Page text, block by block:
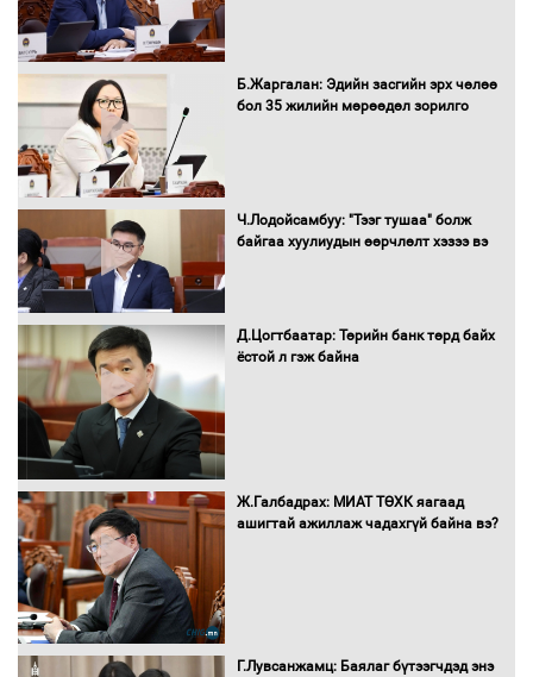
Нөөцийн махны худалдаа,
борлуулалтыг нээлттэй ил тод
Монгол Улс “COP17”-д “Тал хээрийн
төлөвлөгөө”-гөө танилцуулна
16 төрлийн эмийг нэг эх үүсвэрээс
Бүх шатанд хэмнэлтийн горимд
шилжиж, найр наадам, зөвлөгөөн,
Б.Жаргалан: Эдийн засгийн эрх чөлөө
бол 35 жилийн мөрөөдөл зорилго
Ч.Лодойсамбуу: "Тээг тушаа" болж
байгаа хуулиудын өөрчлөлт хэзээ вэ
Д.Цогтбаатар: Төрийн банк төрд байх
ёстой л гэж байна
Ж.Галбадрах: МИАТ ТӨХК яагаад
ашигтай ажиллаж чадахгүй байна вэ?
Г.Лувсанжамц: Баялаг бүтээгчдэд энэ